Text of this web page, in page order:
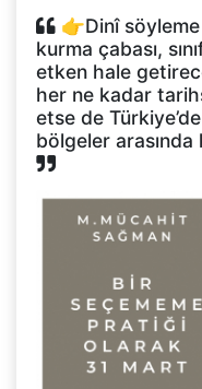
👉Dinî
kurma çabası,
etken hale
her ne kadar
etse de
bölgeler arasında